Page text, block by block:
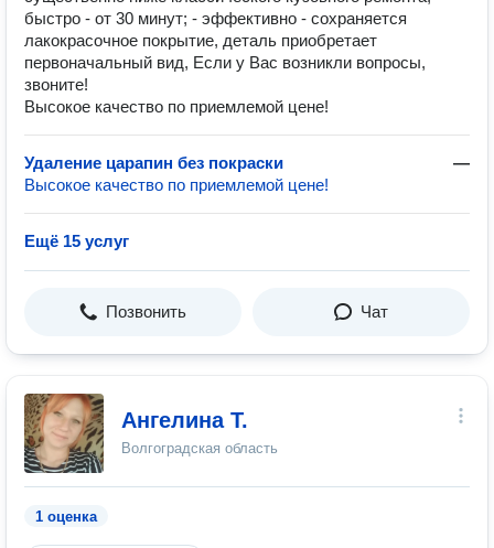
быстро - от 30 минут; - эффективно - сохраняется
лакокрасочное покрытие, деталь приобретает
первоначальный вид, Если у Вас возникли вопросы,
звоните!
Высокое качество по приемлемой цене!
Удаление царапин без покраски
—
Высокое качество по приемлемой цене!
Ещё 15 услуг
Позвонить Чат
Ангелина Т.
Волгоградская область
1 оценка